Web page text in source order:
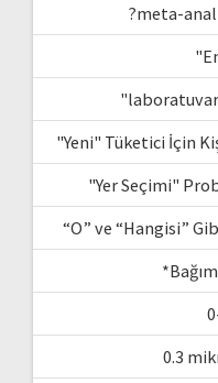
?meta-
"Yeni" Tüketici İçin
"Yer Seçimi"
“O” ve “Hangisi”
0.3